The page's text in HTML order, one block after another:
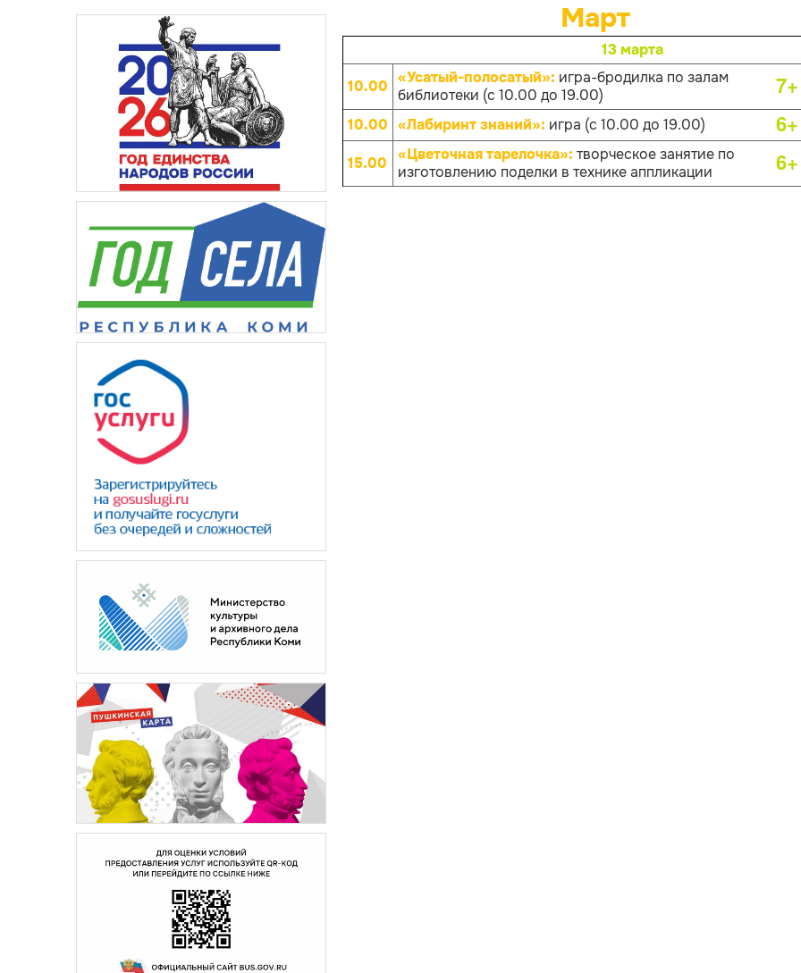
Март
13 марта
10.00 «Усатый-полосатый»: игра-бродилка по залам
библиотеки (с 10.00 до 19.00)
7+
10.00 «Лабиринт знаний»: игра (с 10.00 до 19.00) 6+
15.00 «Цветочная тарелочка»: творческое занятие по
изготовлению поделки в технике аппликации
6+